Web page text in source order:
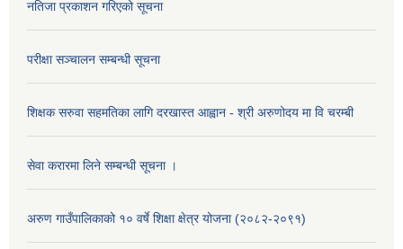
नतिजा प्रकाशन गरिएको सूचना
परीक्षा सञ्चालन सम्बन्धी सूचना
शिक्षक सरुवा सहमतिका लागि दरखास्त आह्वान - श्री अरुणोदय मा वि चरम्बी
सेवा करारमा लिने सम्बन्धी सूचना ।
अरुण गाउँपालिकाको १० वर्षे शिक्षा क्षेत्र योजना (२०८२-२०९१)